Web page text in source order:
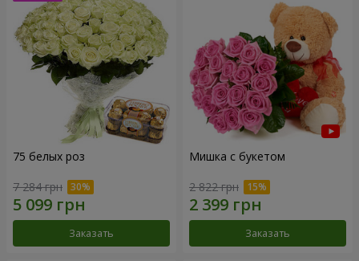
75 белых роз
7 284 грн
Заказать
Мишка с букетом
2 822 грн
Заказать